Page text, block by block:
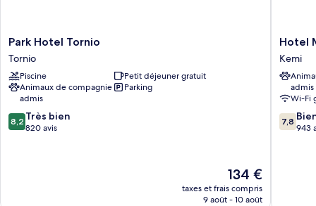
Park
Hotel
Tornio
Tornio
Park Hotel Tornio
Tornio
Piscine
Petit déjeuner gratuit
Animaux de compagnie
admis
Parking
8.2
sur
8,2 Très bien
820 avis
Le
nouveau
prix
134 €
taxes et frais compris
9 août - 10 août
Hotel
Kemi
Hotel
Kemi
admis
Wi-Fi
7.8
sur
7,8
943